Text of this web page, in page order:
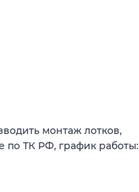
монтаж лотков,
по ТК РФ, график работы: